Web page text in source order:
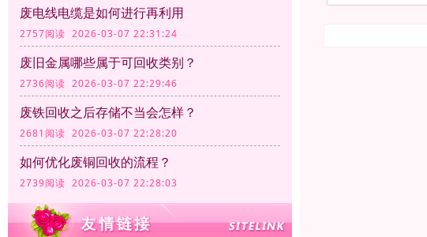
废电线电缆是如何进行再利用
2757阅读 2026-03-07 22:31:24
废旧金属哪些属于可回收类别？
2736阅读 2026-03-07 22:29:46
废铁回收之后存储不当会怎样？
2681阅读 2026-03-07 22:28:20
如何优化废铜回收的流程？
2739阅读 2026-03-07 22:28:03